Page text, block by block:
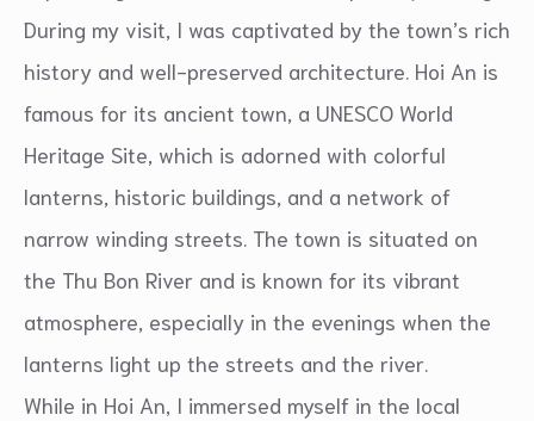
During my visit, I was captivated by the town’s rich
history and well-preserved architecture. Hoi An is
famous for its ancient town, a UNESCO World
Heritage Site, which is adorned with colorful
lanterns, historic buildings, and a network of
narrow winding streets. The town is situated on
the Thu Bon River and is known for its vibrant
atmosphere, especially in the evenings when the
lanterns light up the streets and the river.
While in Hoi An, I immersed myself in the local